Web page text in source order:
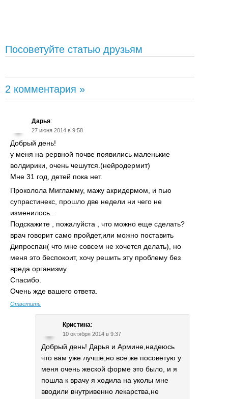
Посоветуйте статью друзьям
2 комментария »
Дарья:
27 июня 2014 в 9:58
Добрый день!
у меня на рервной почве появились маленькие
волдирики, очень чешутся.(нейродермит)
Мне 31 год, детей пока нет.
Проколола Мигламму, мажу акридермом, и пью
супрастинекс, прошло две недели ни чего не
изменилось..
Подскажите , пожалуйста , что можно еще сделать?
врач говорит само пройдет,или можно поставить
Дипроспан( что мне совсем не хочется делать), но
меня это беспокоит, хочу решить эту проблему без
вреда организму.
Спасибо.
Очень жде вашего ответа.
Ответить
Кристина:
10 октября 2014 в 9:37
Добрый день! Дарья и Армине,надеюсь
что вам уже лучше,но все же посоветую у
меня очень жеской форме это было, и я
пошла к врачу я ходила на уколы мне
вводили внутривенно лекарства,не